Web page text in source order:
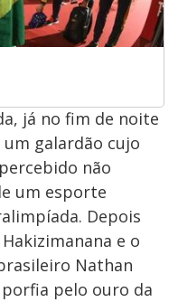
já no fim de noite
galardão cujo
não
um esporte
Depois
e o
Nathan
pelo ouro da